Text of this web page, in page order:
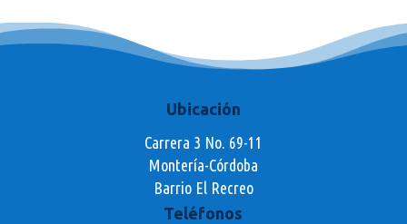
Ubicación
Carrera 3 No. 69-11
Montería-Córdoba
Barrio El Recreo
Teléfonos